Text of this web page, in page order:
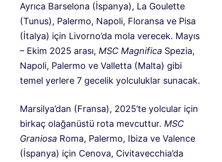
Ayrıca Barselona (İspanya), La Goulette
(Tunus), Palermo, Napoli, Floransa ve Pisa
(İtalya) için Livorno’da mola verecek. Mayıs
– Ekim 2025 arası, MSC Magnifica Spezia,
Napoli, Palermo ve Valletta (Malta) gibi
temel yerlere 7 gecelik yolculuklar sunacak.
Marsilya’dan (Fransa), 2025’te yolcular için
birkaç olağanüstü rota mevcuttur. MSC
Graniosa Roma, Palermo, Ibiza ve Valence
(İspanya) için Cenova, Civitavecchia’da